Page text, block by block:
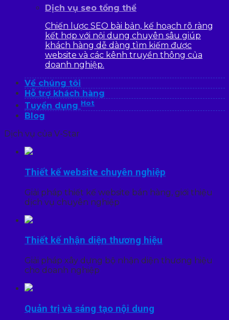
Dịch vụ seo tổng thể
Chiến lược SEO bài bản, kế hoạch rõ ràng
kết hợp với nội dung chuyên sâu giúp
khách hàng dễ dàng tìm kiếm được
website và các kênh truyền thông của
doanh nghiệp.
Về chúng tôi
Hỗ trợ khách hàng
Tuyển dụng Hot
Blog
Dịch vụ của V-Star
Thiết kế website chuyên nghiệp
Giải pháp thiết kế website bán hàng, giới thiệu
dịch vụ chuyên nghiệp
Thiết kế nhận diện thương hiệu
Giải pháp xây dựng bộ nhận diện thương hiệu
cho doanh nghiệp
Quản trị và sáng tạo nội dung